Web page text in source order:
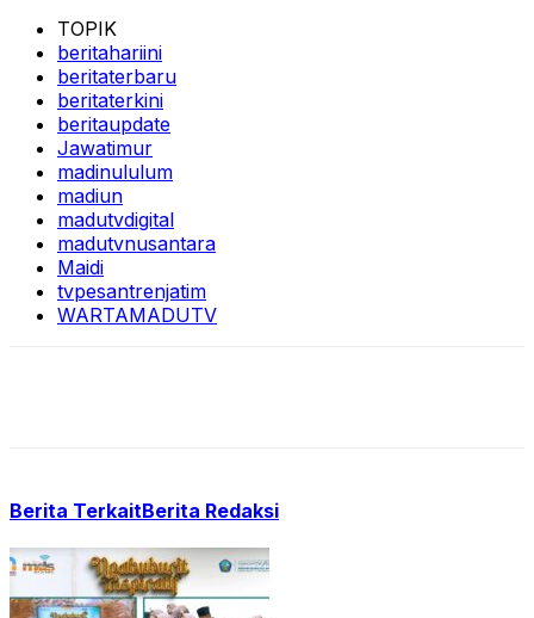
TOPIK
beritahariini
beritaterbaru
beritaterkini
beritaupdate
Jawatimur
madinululum
madiun
madutvdigital
madutvnusantara
Maidi
tvpesantrenjatim
WARTAMADUTV
Berita TerkaitBerita Redaksi